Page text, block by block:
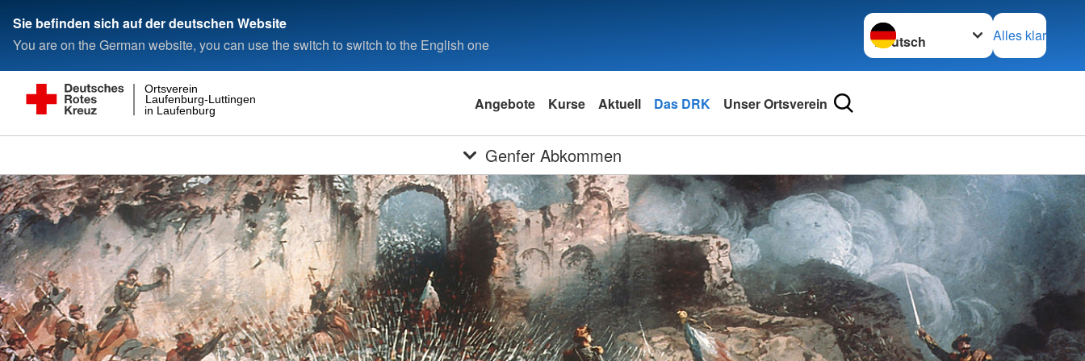
Sie befinden sich auf der deutschen Website
You are on the German website, you can use the switch to switch to the English one
Sprache wechseln zu
Alles klar
in Laufenburg
Laufenburg-Luttingen
Ortsverein
Angebote Kurse Aktuell Das DRK Unser Ortsverein
Genfer Abkommen